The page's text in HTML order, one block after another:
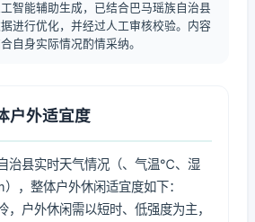
智能辅助生成，已结合巴马瑶族自治县
进行优化，并经过人工审核校验。内容
自身实际情况酌情采纳。
户外适宜度
治县实时天气情况（、气温℃、湿
，整体户外休闲适宜度如下：
，户外休闲需以短时、低强度为主，